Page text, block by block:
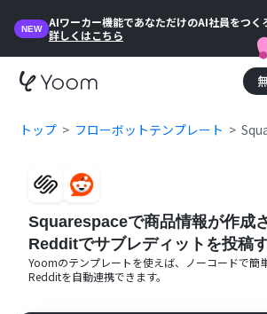
NEW
AIワーカー機能であなただけのAI社員をつく
詳しくはこちら
トップ フローボットテンプレート
Squarespaceで商品情報が作成
Redditでサブレディットを投稿
Yoomのテンプレートを使えば、ノーコードで簡
Redditを自動連携できます。